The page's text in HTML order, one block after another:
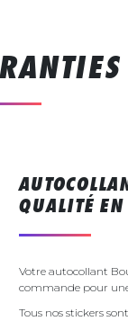
QUALITÉ
Votre autocollant
commande pour
Tous nos stickers